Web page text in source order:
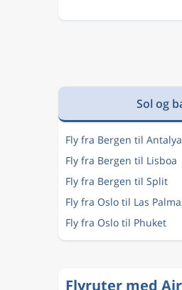
Sol og
Fly fra Bergen til Antalya
Fly fra Bergen til Lisboa
Fly fra Bergen til Split
Fly fra Oslo til Las
Fly fra Oslo til Phuket
Flyruter med